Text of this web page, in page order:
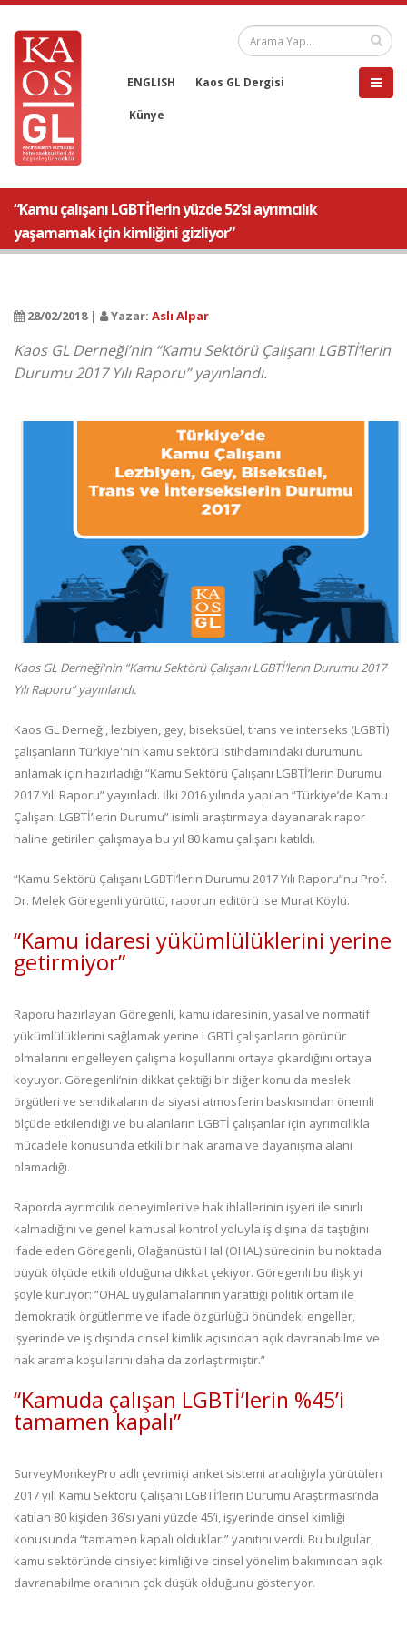
ENGLISH Kaos GL Dergisi
Künye
“Kamu çalışanı LGBTİ’lerin yüzde 52’si ayrımcılık
yaşamamak için kimliğini gizliyor”
28/02/2018 | Yazar: Aslı Alpar
Kaos GL Derneği’nin “Kamu Sektörü Çalışanı LGBTİ’lerin
Durumu 2017 Yılı Raporu” yayınlandı.
Kaos GL Derneği'nin “Kamu Sektörü Çalışanı LGBTİ’lerin Durumu 2017
Yılı Raporu” yayınlandı.
Kaos GL Derneği, lezbiyen, gey, biseksüel, trans ve interseks (LGBTİ)
çalışanların Türkiye'nin kamu sektörü istihdamındaki durumunu
anlamak için hazırladığı “Kamu Sektörü Çalışanı LGBTİ’lerin Durumu
2017 Yılı Raporu” yayınladı. İlki 2016 yılında yapılan “Türkiye’de Kamu
Çalışanı LGBTİ’lerin Durumu” isimli araştırmaya dayanarak rapor
haline getirilen çalışmaya bu yıl 80 kamu çalışanı katıldı.
“Kamu Sektörü Çalışanı LGBTİ’lerin Durumu 2017 Yılı Raporu”nu Prof.
Dr. Melek Göregenli yürüttü, raporun editörü ise Murat Köylü.
“Kamu idaresi yükümlülüklerini yerine
getirmiyor”
Raporu hazırlayan Göregenli, kamu idaresinin, yasal ve normatif
yükümlülüklerini sağlamak yerine LGBTİ çalışanların görünür
olmalarını engelleyen çalışma koşullarını ortaya çıkardığını ortaya
koyuyor. Göregenli’nin dikkat çektiği bir diğer konu da meslek
örgütleri ve sendikaların da siyasi atmosferin baskısından önemli
ölçüde etkilendiği ve bu alanların LGBTİ çalışanlar için ayrımcılıkla
mücadele konusunda etkili bir hak arama ve dayanışma alanı
olamadığı.
Raporda ayrımcılık deneyimleri ve hak ihlallerinin işyeri ile sınırlı
kalmadığını ve genel kamusal kontrol yoluyla iş dışına da taştığını
ifade eden Göregenli, Olağanüstü Hal (OHAL) sürecinin bu noktada
büyük ölçüde etkili olduğuna dikkat çekiyor. Göregenli bu ilişkiyi
şöyle kuruyor: “OHAL uygulamalarının yarattığı politik ortam ile
demokratik örgütlenme ve ifade özgürlüğü önündeki engeller,
işyerinde ve iş dışında cinsel kimlik açısından açık davranabilme ve
hak arama koşullarını daha da zorlaştırmıştır.”
“Kamuda çalışan LGBTİ’lerin %45’i
tamamen kapalı”
SurveyMonkeyPro adlı çevrimiçi anket sistemi aracılığıyla yürütülen
2017 yılı Kamu Sektörü Çalışanı LGBTİ’lerin Durumu Araştırması’nda
katılan 80 kişiden 36’sı yani yüzde 45’i, işyerinde cinsel kimliği
konusunda “tamamen kapalı oldukları” yanıtını verdi. Bu bulgular,
kamu sektöründe cinsiyet kimliği ve cinsel yönelim bakımından açık
davranabilme oranının çok düşük olduğunu gösteriyor.